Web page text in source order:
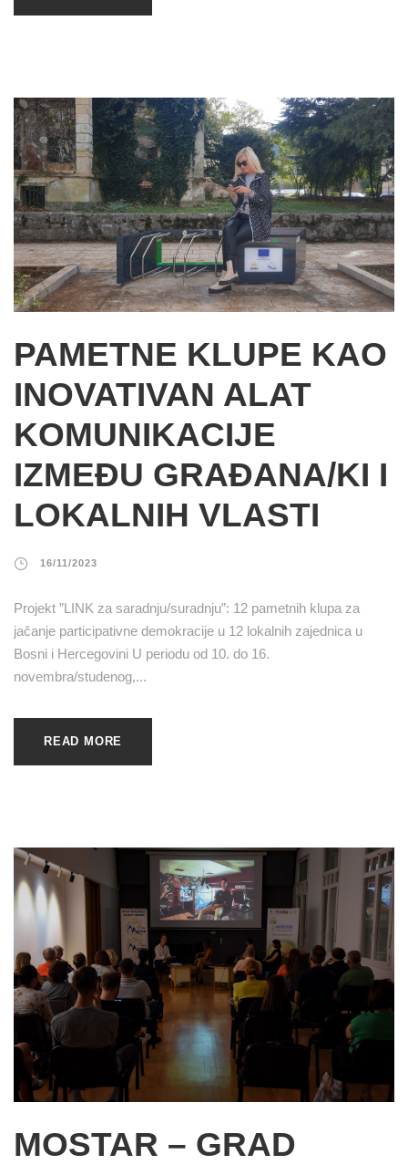
PAMETNE KLUPE KAO
INOVATIVAN ALAT
KOMUNIKACIJE
IZMEĐU GRAĐANA/KI I
LOKALNIH VLASTI
16/11/2023
Projekt ”LINK za saradnju/suradnju”: 12 pametnih klupa za
jačanje participativne demokracije u 12 lokalnih zajednica u
Bosni i Hercegovini U periodu od 10. do 16.
novembra/studenog,...
READ MORE
MOSTAR – GRAD